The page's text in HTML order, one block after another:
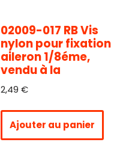
02009-017 RB Vis
nylon pour fixation
aileron 1/8éme,
vendu à la
2,49 €
Ajouter au panier